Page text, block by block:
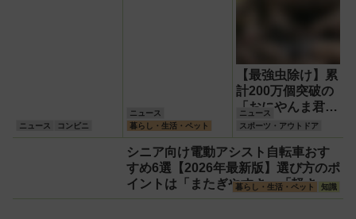
ニュース コンビニ
ニュース
暮らし・生活・ペット
【最強虫除け】累
計200万個突破の
「おにやんま君
®」に進化版『ス
ーパーおにやんま
君®』が登場！効
果や違い、ペッ
ト・子供への安心
理由を徹底解説
ニュース
スポーツ・アウトドア
シニア向け電動アシスト自転車おす
すめ6選【2026年最新版】選び方のポ
イントは「またぎやすさ」「軽さ」
「足つきの良さ」
暮らし・生活・ペット 知識